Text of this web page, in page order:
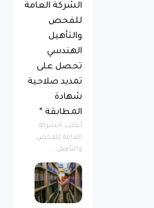
الشركة العامة
للفحص
والتأهيل
الهندسي
تحصل على
تمديد صلاحية
شهادة
المطابقة *
أعلنت الشركة
العامة للفحص
والتأهيل...